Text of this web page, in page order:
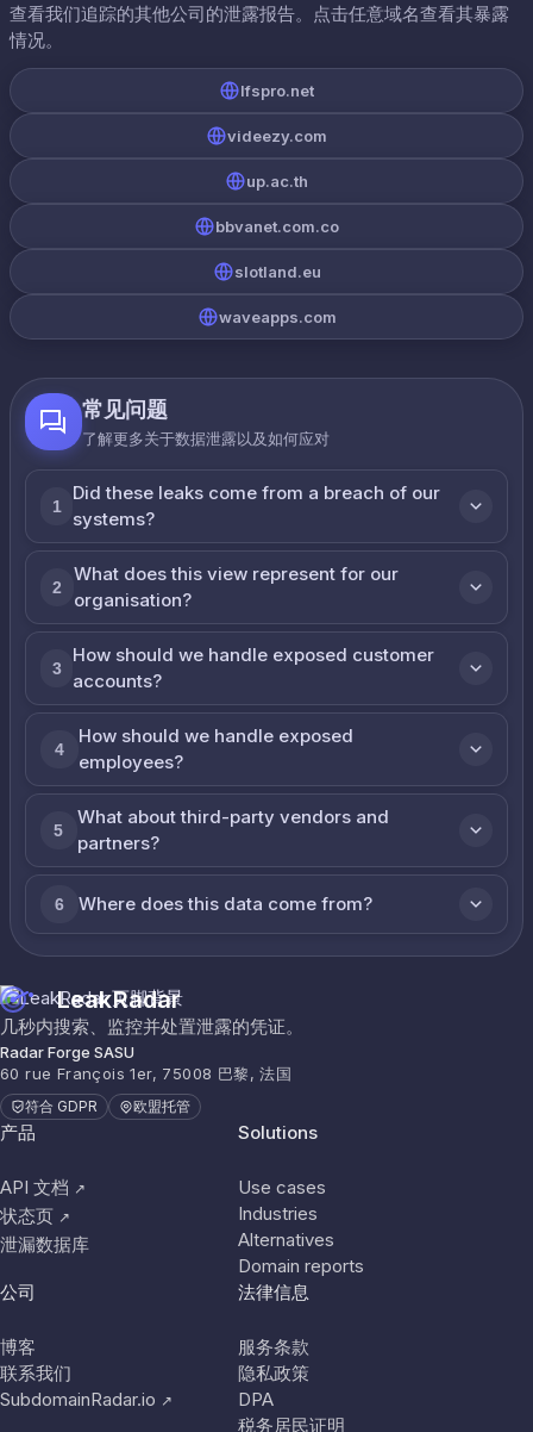
查看我们追踪的其他公司的泄露报告。点击任意域名查看其暴露
情况。
lfspro.net
videezy.com
up.ac.th
bbvanet.com.co
slotland.eu
waveapps.com
常见问题
了解更多关于数据泄露以及如何应对
1
Did these leaks come from a breach of our
systems?
2
What does this view represent for our
organisation?
3
How should we handle exposed customer
accounts?
4
How should we handle exposed
employees?
5
What about third-party vendors and
partners?
6 Where does this data come from?
LeakRadar
几秒内搜索、监控并处置泄露的凭证。
Radar Forge SASU
60 rue François 1er, 75008 巴黎, 法国
符合 GDPR 欧盟托管
产品
API 文档 ↗
状态页 ↗
泄漏数据库
Solutions
Use cases
Industries
Alternatives
Domain reports
公司
博客
联系我们
SubdomainRadar.io ↗
法律信息
服务条款
隐私政策
DPA
税务居民证明